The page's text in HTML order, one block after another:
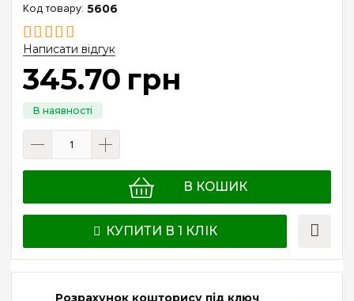
5606
Написати відгук
345.70 грн
В КОШИК
КУПИТИ В 1 КЛІК
Розрахунок кошторису під ключ